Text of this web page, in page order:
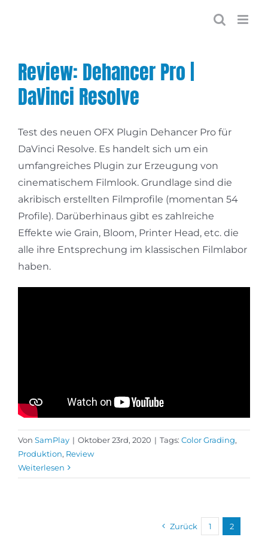
Review: Dehancer Pro |
DaVinci Resolve
Test des neuen OFX Plugin Dehancer Pro für
DaVinci Resolve. Es handelt sich um ein
umfangreiches Plugin zur Erzeugung von
cinematischem Filmlook. Grundlage sind die
akribisch erstellten Filmprofile (momentan 54
Profile). Darüberhinaus gibt es zahlreiche
Effekte wie Grain, Bloom, Printer Head, etc. die
alle ihre Entsprechung im klassischen Filmlabor
haben.
Von SamPlay | Oktober 23rd, 2020 | Tags: Color Grading,
Produktion, Review
Weiterlesen
Zurück 1 2